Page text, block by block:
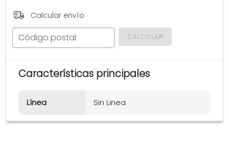
Calcular envío
Código postal CALCULAR
Características principales
Línea Sin Linea